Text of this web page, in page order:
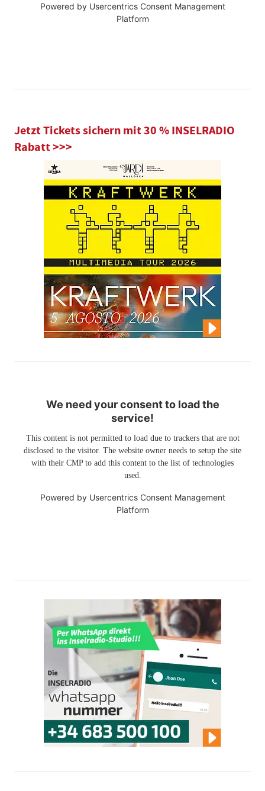
Powered by Usercentrics Consent Management
Platform
Jetzt Tickets sichern mit 30 % INSELRADIO
Rabatt >>>
We need your consent to load the
service!
This content is not permitted to load due to trackers that are not
disclosed to the visitor. The website owner needs to setup the site
with their CMP to add this content to the list of technologies
used.
Powered by Usercentrics Consent Management
Platform